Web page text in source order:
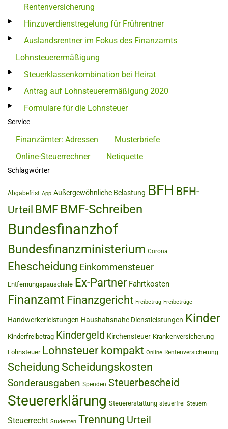
Rentenversicherung
Hinzuverdienstregelung für Frührentner
Auslandsrentner im Fokus des Finanzamts
Lohnsteuerermäßigung
Steuerklassenkombination bei Heirat
Antrag auf Lohnsteuerermäßigung 2020
Formulare für die Lohnsteuer
Service
Finanzämter: Adressen
Musterbriefe
Online-Steuerrechner
Netiquette
Schlagwörter
Abgabefrist App Außergewöhnliche Belastung BFH BFH-
Urteil BMF BMF-Schreiben
Bundesfinanzhof
Bundesfinanzministerium Corona
Ehescheidung Einkommensteuer
Entfernungspauschale Ex-Partner Fahrtkosten
Finanzamt Finanzgericht Freibetrag Freibeträge
Handwerkerleistungen Haushaltsnahe Dienstleistungen Kinder
Kinderfreibetrag Kindergeld Kirchensteuer Krankenversicherung
Lohnsteuer Lohnsteuer kompakt Online Rentenversicherung
Scheidung Scheidungskosten
Sonderausgaben Spenden Steuerbescheid
Steuererklärung Steuererstattung steuerfrei Steuern
Steuerrecht Studenten Trennung Urteil